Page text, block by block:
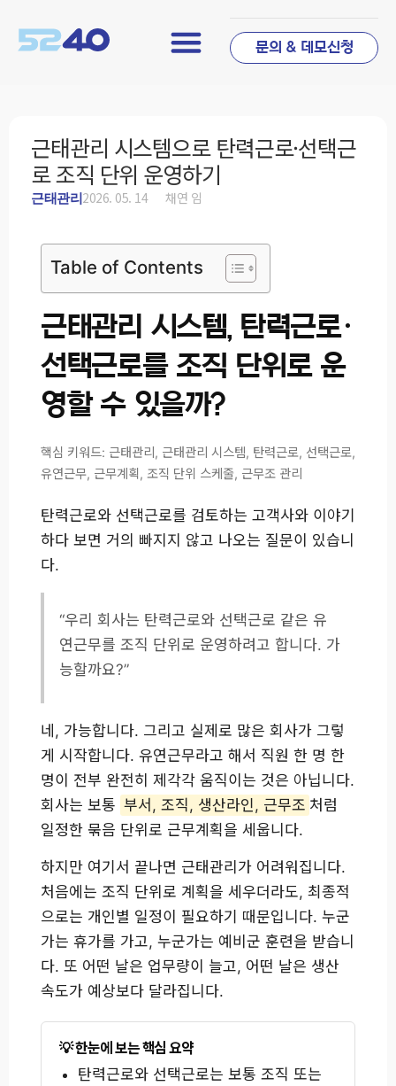
문의 & 데모신청
Table of Contents
근태관리 시스템, 탄력근로·
선택근로를 조직 단위로 운
영할 수 있을까?
핵심 키워드: 근태관리, 근태관리 시스템, 탄력근로, 선택근로,
유연근무, 근무계획, 조직 단위 스케줄, 근무조 관리
탄력근로와 선택근로를 검토하는 고객사와 이야기
하다 보면 거의 빠지지 않고 나오는 질문이 있습니
다.
“우리 회사는 탄력근로와 선택근로 같은 유
연근무를 조직 단위로 운영하려고 합니다. 가
능할까요?”
네, 가능합니다. 그리고 실제로 많은 회사가 그렇
게 시작합니다. 유연근무라고 해서 직원 한 명 한
명이 전부 완전히 제각각 움직이는 것은 아닙니다.
회사는 보통 부서, 조직, 생산라인, 근무조 처럼
일정한 묶음 단위로 근무계획을 세웁니다.
하지만 여기서 끝나면 근태관리가 어려워집니다.
처음에는 조직 단위로 계획을 세우더라도, 최종적
으로는 개인별 일정이 필요하기 때문입니다. 누군
가는 휴가를 가고, 누군가는 예비군 훈련을 받습니
다. 또 어떤 날은 업무량이 늘고, 어떤 날은 생산
속도가 예상보다 달라집니다.
한눈에 보는 핵심 요약
탄력근로와 선택근로는 보통 조직 또는
근태관리 시스템으로 탄력근로·선택근
로 조직 단위 운영하기
근태관리2026. 05. 14 채연 임